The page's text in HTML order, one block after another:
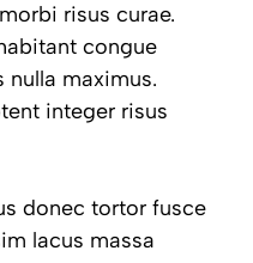
risus curae.
congue
nulla maximus.
integer risus
donec tortor fusce
lacus massa